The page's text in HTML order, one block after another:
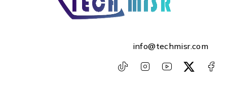
info@techmisr.com